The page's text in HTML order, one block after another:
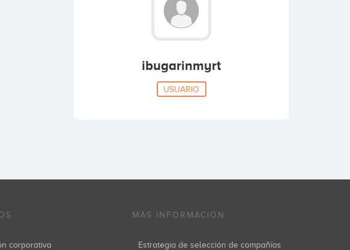
ibugarinmyrt
USUARIO
corporativa
MÁS INFORMACIÓN
Estrategia de selección de compañías